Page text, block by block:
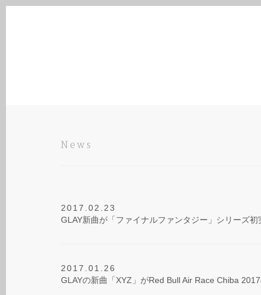
News
2017.02.23
GLAY新曲が「ファイナルファンタジー」シリーズ初
2017.01.26
GLAYの新曲「XYZ」がRed Bull Air Race Chiba